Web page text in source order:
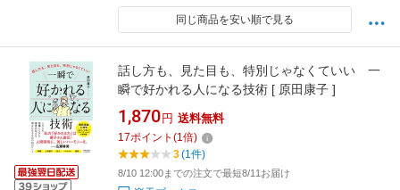
同じ商品を安い順で見る
話し方も、見た目も、特別じゃなくていい 一
瞬で好かれる人になる技術 [ 原田康子 ]
1,870 円 送料無料
17ポイント (1倍)
3(1件)
8/10 12:00までの注文で最短8/11お届け